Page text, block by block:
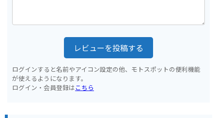
レビューを投稿する
ログインすると名前やアイコン設定の他、モトスポットの便利機能
が使えるようになります。
ログイン・会員登録はこちら